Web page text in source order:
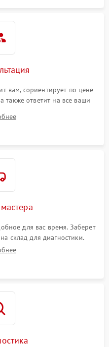
вам, сориентирует по цене
также ответит на все ваши
для вас время. Заберет
склад для диагностики.